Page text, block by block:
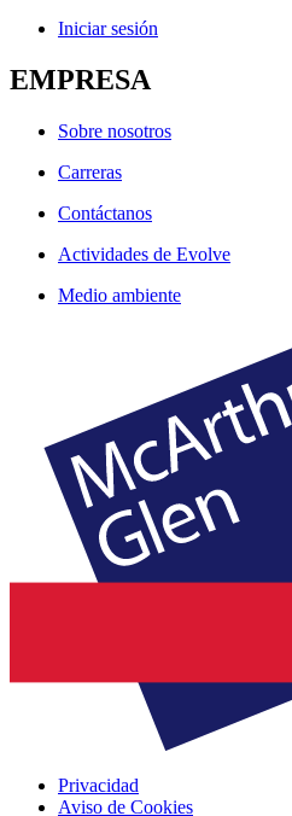
Iniciar sesión
EMPRESA
Sobre nosotros
Carreras
Contáctanos
Actividades de Evolve
Medio ambiente
Privacidad
Aviso de Cookies